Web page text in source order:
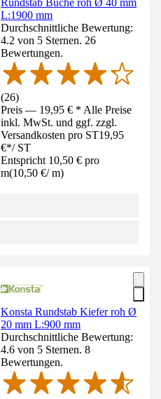
Rundstab Buche roh Ø 40 mm
L:1900 mm
Durchschnittliche Bewertung:
4.2 von 5 Sternen. 26
Bewertungen.
(26)
Preis — 19,95 € * Alle Preise
inkl. MwSt. und ggf. zzgl.
Versandkosten pro ST19,95
€*/ ST
Entspricht 10,50 € pro
m(10,50 €/ m)
Konsta Rundstab Kiefer roh Ø
20 mm L:900 mm
Durchschnittliche Bewertung:
4.6 von 5 Sternen. 8
Bewertungen.